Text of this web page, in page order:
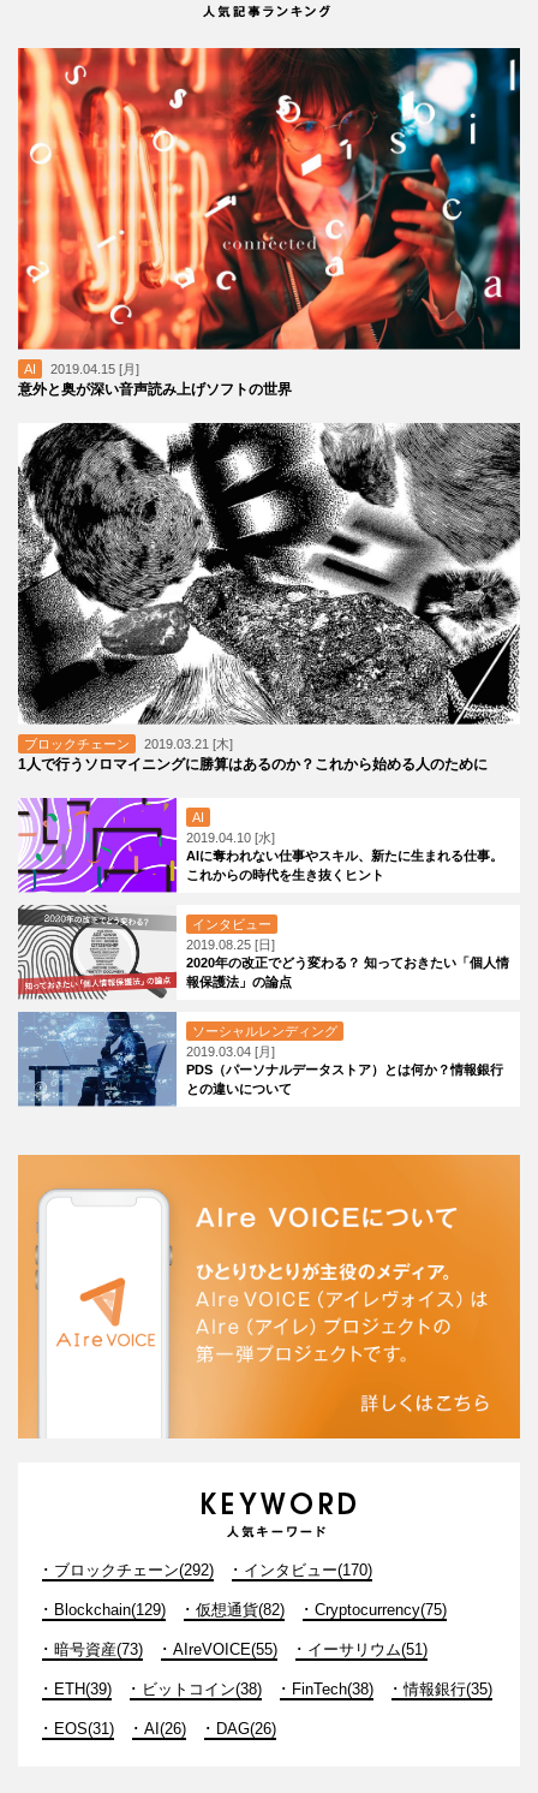
AI 2019.04.15 [月]
意外と奥が深い音声読み上げソフトの世界
ブロックチェーン 2019.03.21 [木]
1人で行うソロマイニングに勝算はあるのか？これから始める人のために
AI
2019.04.10 [水]
AIに奪われない仕事やスキル、新たに生まれる仕事。
これからの時代を生き抜くヒント
インタビュー
2019.08.25 [日]
2020年の改正でどう変わる？ 知っておきたい「個人情
報保護法」の論点
ソーシャルレンディング
2019.03.04 [月]
PDS（パーソナルデータストア）とは何か？情報銀行
との違いについて
ブロックチェーン(292) インタビュー(170)
Blockchain(129) 仮想通貨(82) Cryptocurrency(75)
暗号資産(73) AIreVOICE(55) イーサリウム(51)
ETH(39) ビットコイン(38) FinTech(38) 情報銀行(35)
EOS(31) AI(26) DAG(26)